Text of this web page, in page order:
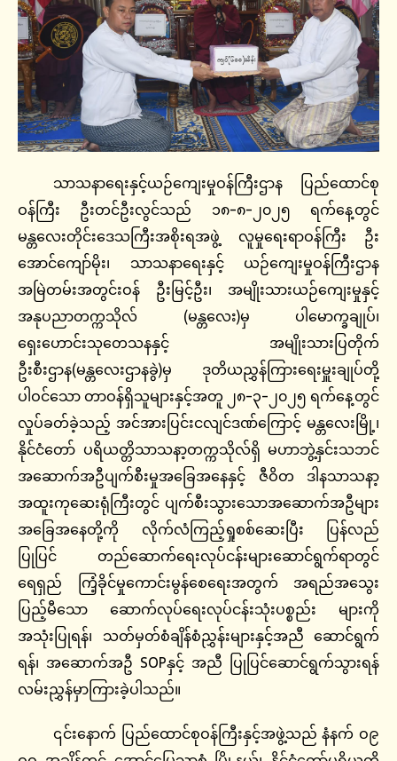
သာသနာရေးနှင့်ယဉ်ကျေးမှုဝန်ကြီးဌာန ပြည်ထောင်စု
ဝန်ကြီး ဦးတင်ဦးလွင်သည် ၁၈-၈-၂၀၂၅ ရက်နေ့တွင်
မန္တလေးတိုင်းဒေသကြီးအစိုးရအဖွဲ့ လူမှုရေးရာဝန်ကြီး ဦး
အောင်ကျော်မိုး၊ သာသနာရေးနှင့် ယဉ်ကျေးမှုဝန်ကြီးဌာန
အမြဲတမ်းအတွင်းဝန် ဦးမြင့်ဦး၊ အမျိုးသားယဉ်ကျေးမှုနှင့်
အနုပညာတက္ကသိုလ် (မန္တလေး)မှ ပါမောက္ခချုပ်၊
ရှေးဟောင်းသုတေသနနှင့် အမျိုးသားပြတိုက်
ဦးစီးဌာန(မန္တလေးဌာနခွဲ)မှ ဒုတိယညွှန်ကြားရေးမှူးချုပ်တို့
ပါဝင်သော တာဝန်ရှိသူများနှင့်အတူ ၂၈-၃-၂၀၂၅ ရက်နေ့တွင်
လှုပ်ခတ်ခဲ့သည့် အင်အားပြင်းငလျင်ဒဏ်ကြောင့် မန္တလေးမြို့၊
နိုင်ငံတော် ပရိယတ္တိသာသနာ့တက္ကသိုလ်ရှိ မဟာဘွဲ့နှင်းသဘင်
အဆောက်အဦပျက်စီးမှုအခြေအနေနှင့် ဇီဝိတ ဒါနသာသနာ့
အထူးကုဆေးရုံကြီးတွင် ပျက်စီးသွားသောအဆောက်အဦများ
အခြေအနေတို့ကို လိုက်လံကြည့်ရှုစစ်ဆေးပြီး ပြန်လည်
ပြုပြင် တည်ဆောက်ရေးလုပ်ငန်းများဆောင်ရွက်ရာတွင်
ရေရှည် ကြံ့ခိုင်မှုကောင်းမွန်စေရေးအတွက် အရည်အသွေး
ပြည့်မီသော ဆောက်လုပ်ရေးလုပ်ငန်းသုံးပစ္စည်း များကို
အသုံးပြုရန်၊ သတ်မှတ်စံချိန်စံညွှန်းများနှင့်အညီ ဆောင်ရွက်
ရန်၊ အဆောက်အဦ SOPနှင့် အညီ ပြုပြင်ဆောင်ရွက်သွားရန်
လမ်းညွှန်မှာကြားခဲ့ပါသည်။
၎င်းနောက် ပြည်ထောင်စုဝန်ကြီးနှင့်အဖွဲ့သည် နံနက် ဝ၉